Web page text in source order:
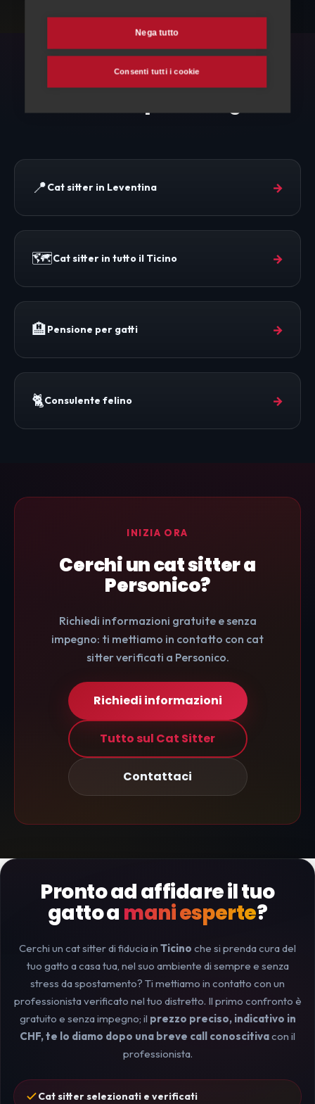
ESPLORA ANCHE
📍Cat sitter in Leventina →
🗺️Cat sitter in tutto il Ticino →
🏨Pensione per gatti →
🐈Consulente felino →
INIZIA ORA
Cerchi un cat sitter a
Personico?
Richiedi informazioni gratuite e senza
impegno: ti mettiamo in contatto con cat
sitter verificati a Personico.
Richiedi informazioni
Tutto sul Cat Sitter
Contattaci
Pronto ad affidare il tuo
gatto a mani esperte?
Cerchi un cat sitter di fiducia in Ticino che si prenda cura del
tuo gatto a casa tua, nel suo ambiente di sempre e senza
stress da spostamento? Ti mettiamo in contatto con un
professionista verificato nel tuo distretto. Il primo confronto è
gratuito e senza impegno; il prezzo preciso, indicativo in
CHF, te lo diamo dopo una breve call conoscitivacon il
professionista.
Cat sitter selezionati e verificati
Nega tutto
Consenti tutti i cookie